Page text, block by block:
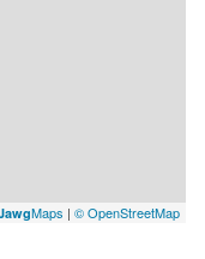
Maps | © OpenStreetMap